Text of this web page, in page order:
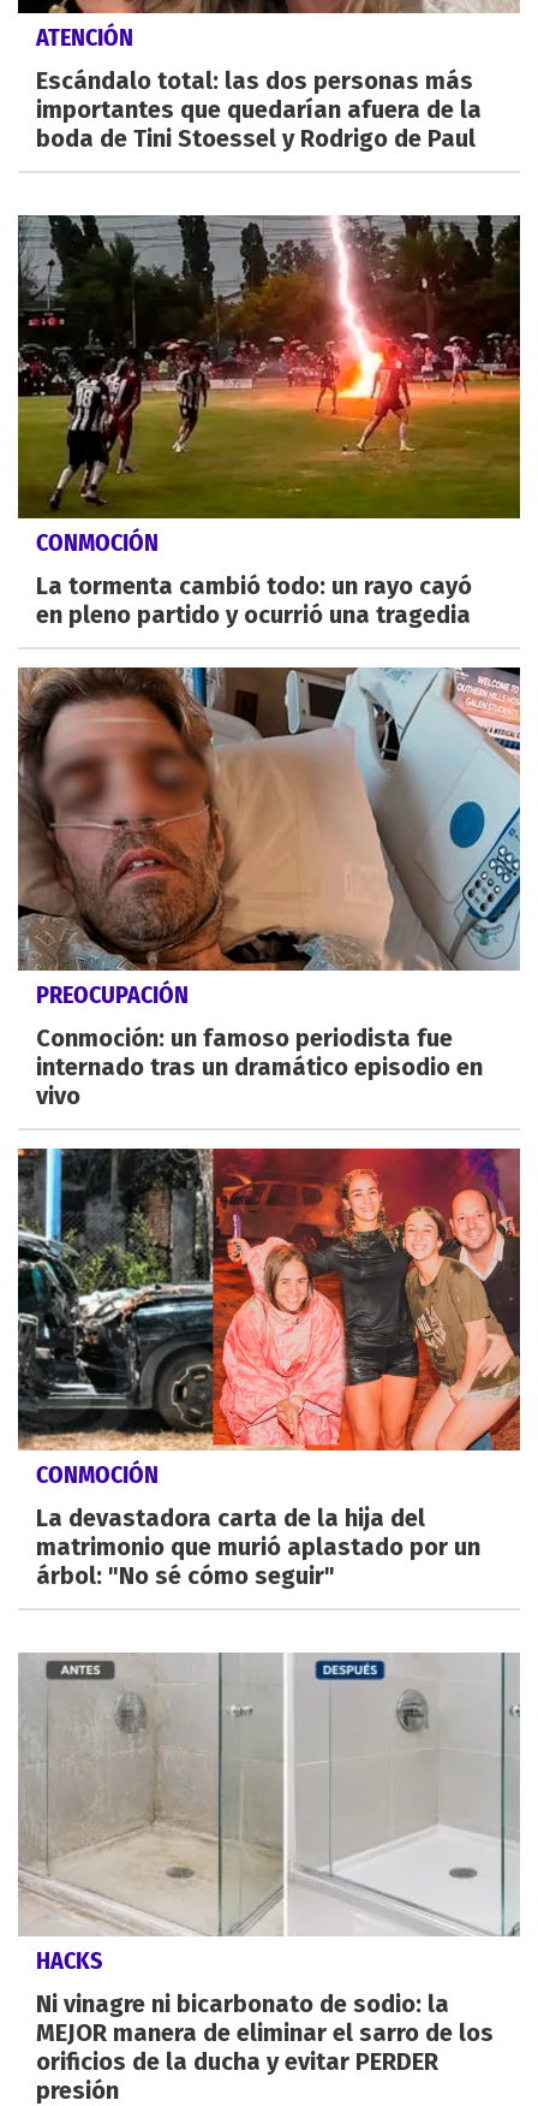
ATENCIÓN
Escándalo total: las dos personas más
importantes que quedarían afuera de la
boda de Tini Stoessel y Rodrigo de Paul
CONMOCIÓN
La tormenta cambió todo: un rayo cayó
en pleno partido y ocurrió una tragedia
PREOCUPACIÓN
Conmoción: un famoso periodista fue
internado tras un dramático episodio en
vivo
CONMOCIÓN
La devastadora carta de la hija del
matrimonio que murió aplastado por un
árbol: "No sé cómo seguir"
HACKS
Ni vinagre ni bicarbonato de sodio: la
MEJOR manera de eliminar el sarro de los
orificios de la ducha y evitar PERDER
presión